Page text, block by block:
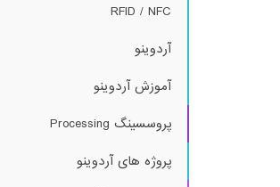
RFID / NFC
آردوینو
آموزش آردوینو
پروسسینگ Processing
پروژه های آردوینو